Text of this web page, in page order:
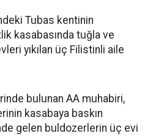
Tubas kentinin
kasabasında tuğla ve
yıkılan üç Filistinli aile
bulunan AA muhabiri,
kasabaya baskın
gelen buldozerlerin üç evi